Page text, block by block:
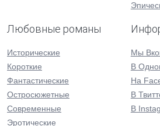
Любовные романы
Исторические
Короткие
Фантастические
Остросюжетные
Современные
Эротические
Мы
В
На
В
В